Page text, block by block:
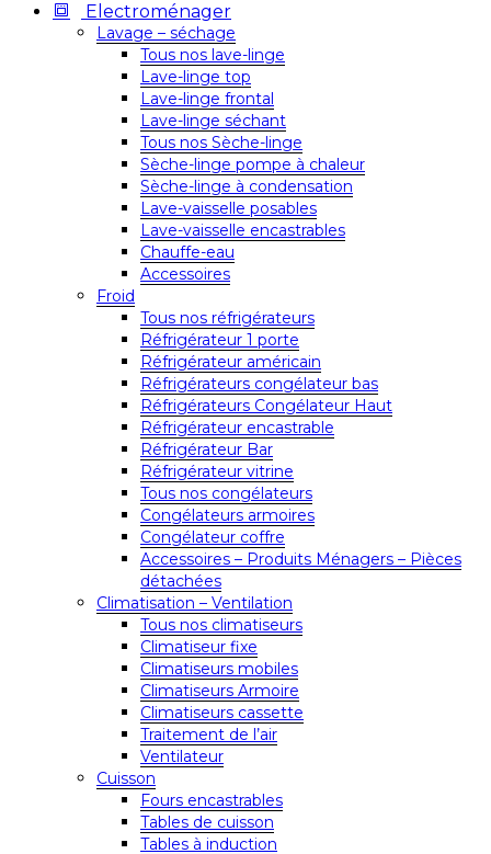
Electroménager
Lavage – séchage
Tous nos lave-linge
Lave-linge top
Lave-linge frontal
Lave-linge séchant
Tous nos Sèche-linge
Sèche-linge pompe à chaleur
Sèche-linge à condensation
Lave-vaisselle posables
Lave-vaisselle encastrables
Chauffe-eau
Accessoires
Froid
Tous nos réfrigérateurs
Réfrigérateur 1 porte
Réfrigérateur américain
Réfrigérateurs congélateur bas
Réfrigérateurs Congélateur Haut
Réfrigérateur encastrable
Réfrigérateur Bar
Réfrigérateur vitrine
Tous nos congélateurs
Congélateurs armoires
Congélateur coffre
Accessoires – Produits Ménagers – Pièces
détachées
Climatisation – Ventilation
Tous nos climatiseurs
Climatiseur fixe
Climatiseurs mobiles
Climatiseurs Armoire
Climatiseurs cassette
Traitement de l’air
Ventilateur
Cuisson
Fours encastrables
Tables de cuisson
Tables à induction